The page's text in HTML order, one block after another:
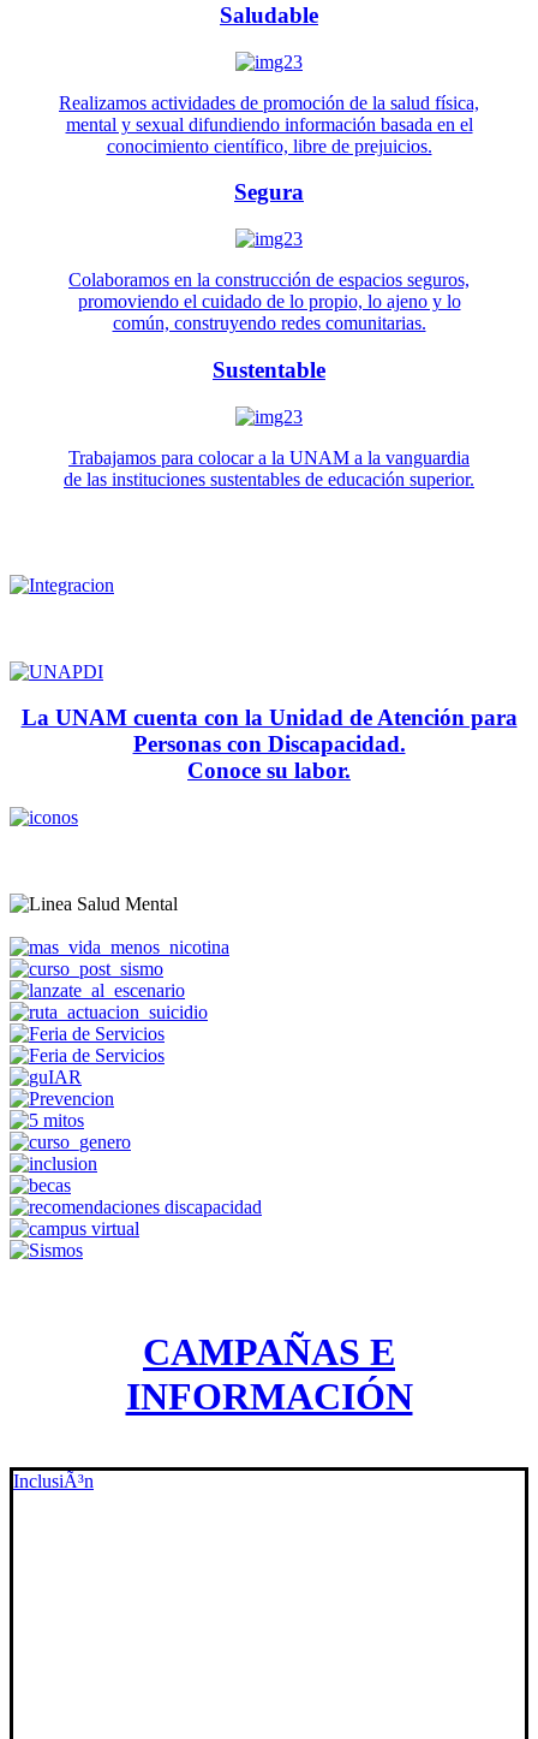
Saludable
Realizamos actividades de promoción de la salud física,
mental y sexual difundiendo información basada en el
conocimiento científico, libre de prejuicios.
Segura
Colaboramos en la construcción de espacios seguros,
promoviendo el cuidado de lo propio, lo ajeno y lo
común, construyendo redes comunitarias.
Sustentable
Trabajamos para colocar a la UNAM a la vanguardia
de las instituciones sustentables de educación superior.
La UNAM cuenta con la Unidad de Atención para
Personas con Discapacidad.
Conoce su labor.
CAMPAÑAS E
INFORMACIÓN
InclusiÃ³n